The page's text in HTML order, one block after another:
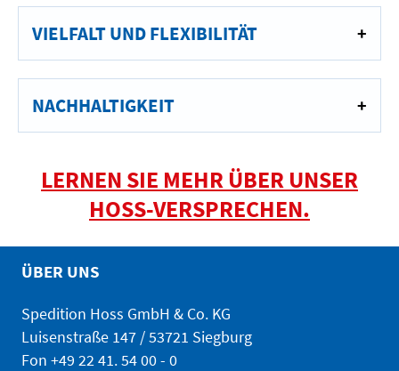
VIELFALT UND FLEXIBILITÄT
NACHHALTIGKEIT
LERNEN SIE MEHR ÜBER UNSER
HOSS-VERSPRECHEN.
ÜBER UNS
Spedition Hoss GmbH & Co. KG
Luisenstraße 147 / 53721 Siegburg
Fon +49 22 41. 54 00 - 0